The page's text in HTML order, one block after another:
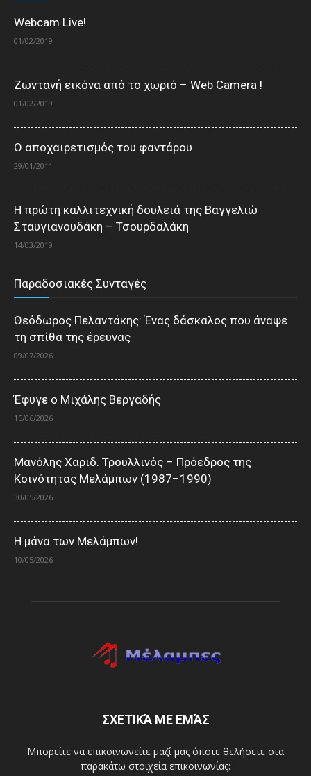
Webcam Live!
01/02/2019
Ζωντανή εικόνα από το χωριό – Web Camera !
01/02/2019
Ο αποχαιρετισμός του φαντάρου
29/01/2011
Η πρώτη καλλιτεχνική δουλειά της Βαγγελιώ
Σταυγιανουδάκη – Τσουρδαλάκη
14/03/2019
Παραδοσιακές Συνταγές
Θεόδωρος Πελαντάκης: Ένας δάσκαλος που άναψε
τη σπίθα της έρευνας
09/07/2026
Έφυγε ο Μιχάλης Βεργαδής
15/06/2026
Μανόλης Χαριδ. Τρουλλινός – Πρόεδρος της
Κοινότητας Μελάμπων (1987–1990)
30/05/2026
Η μάνα των Μελάμπων!
10/05/2026
ΣΧΕΤΙΚΆ ΜΕ ΕΜΆΣ
Μπορείτε να επικοινωνείτε μαζί μας όποτε θελήσετε στα
παρακάτω στοιχεία επικοινωνίας: